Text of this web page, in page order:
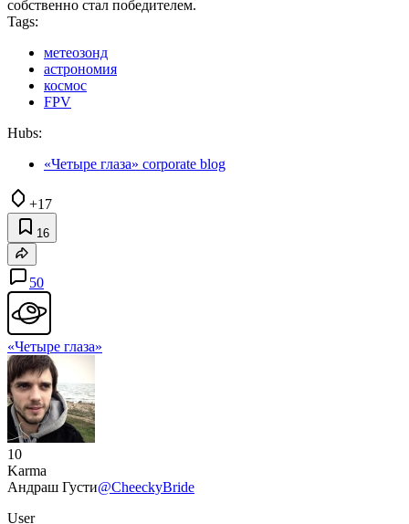
собственно стал победителем.
Tags:
метеозонд
астрономия
космос
FPV
Hubs:
«Четыре глаза» corporate blog
+17
16
50
«Четыре глаза»
10
Karma
Андраш Густи@CheeckyBride
User